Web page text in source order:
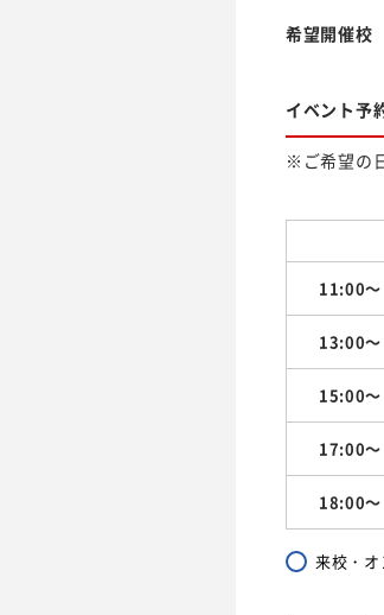
希望開催校
イベント予
※ご希望の
11:00～
13:00～
15:00～
17:00～
18:00～
来校・